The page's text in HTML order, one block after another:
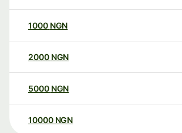
1000 NGN
2000 NGN
5000 NGN
10000 NGN